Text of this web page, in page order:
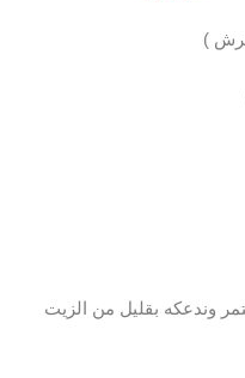
وندعكه بقليل من الزيت